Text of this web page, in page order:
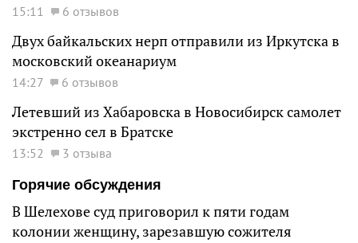
15:11 6 отзывов
Двух байкальских нерп отправили из Иркутска в
московский океанариум
14:27 6 отзывов
Летевший из Хабаровска в Новосибирск самолет
экстренно сел в Братске
13:52
3 отзыва
Горячие обсуждения
В Шелехове суд приговорил к пяти годам
колонии женщину, зарезавшую сожителя